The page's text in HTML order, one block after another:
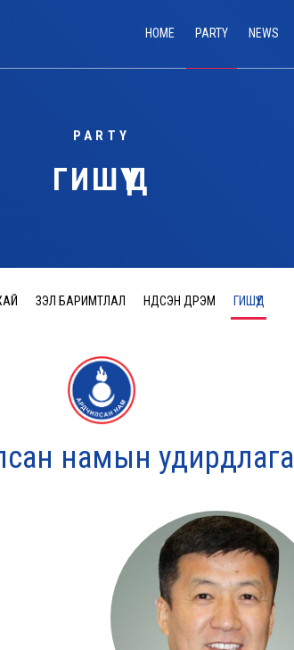
HOME PARTY NEWS
PARTY
ГИШҮҮД
ҮЗЭЛ БАРИМТЛАЛ ҮНДСЭН ДҮРЭМ ГИШҮҮД
намын удирдлага